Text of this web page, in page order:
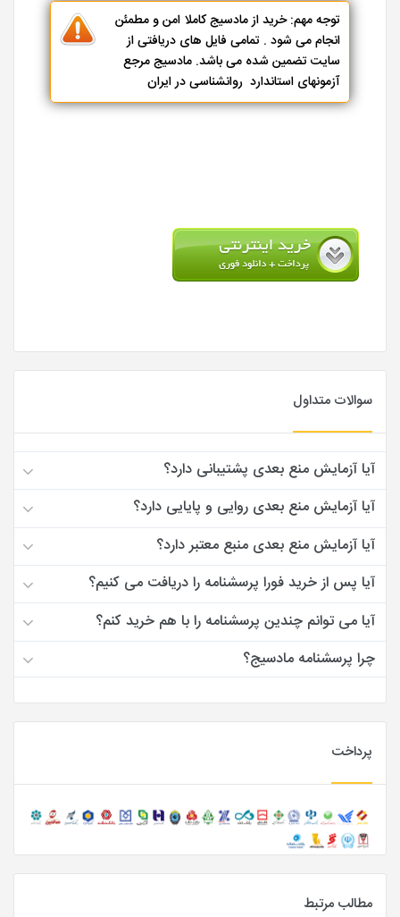
توجه مهم: خرید از مادسیج کاملا امن و مطمئن
انجام می شود . تمامی فایل های دریافتی از
سایت تضمین شده می باشد. مادسیج مرجع
آزمونهای استاندارد روانشناسی در ایران
سوالات متداول
آیا آزمایش منع بعدی پشتیبانی دارد؟
آیا آزمایش منع بعدی روایی و پایایی دارد؟
آیا آزمایش منع بعدی منبع معتبر دارد؟
آیا پس از خرید فورا پرسشنامه را دریافت می کنیم؟
آیا می توانم چندین پرسشنامه را با هم خرید کنم؟
چرا پرسشنامه مادسیج؟
پرداخت
مطالب مرتبط